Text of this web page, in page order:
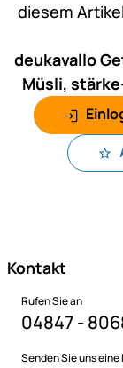
diesem
deukavallo
Müsli,
Kontakt
Rufen Sie an
04847 -
Senden Sie uns